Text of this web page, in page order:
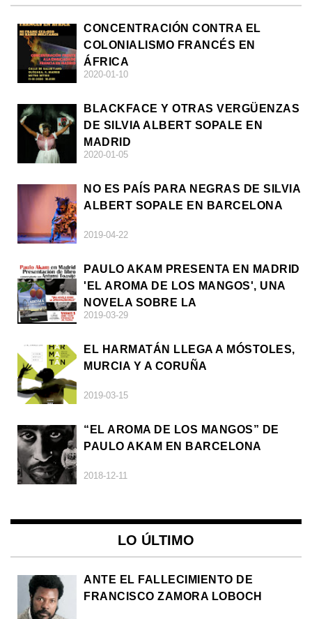
CONCENTRACIÓN CONTRA EL
COLONIALISMO FRANCÉS EN
ÁFRICA
2020-01-10
BLACKFACE Y OTRAS VERGÜENZAS
DE SILVIA ALBERT SOPALE EN
MADRID
2020-01-05
NO ES PAÍS PARA NEGRAS DE SILVIA
ALBERT SOPALE EN BARCELONA
2019-04-22
PAULO AKAM PRESENTA EN MADRID
'EL AROMA DE LOS MANGOS', UNA
NOVELA SOBRE LA
AFRODESCENDENCIA
2019-03-29
EL HARMATÁN LLEGA A MÓSTOLES,
MURCIA Y A CORUÑA
2019-03-15
“EL AROMA DE LOS MANGOS” DE
PAULO AKAM EN BARCELONA
2018-12-11
LO ÚLTIMO
ANTE EL FALLECIMIENTO DE
FRANCISCO ZAMORA LOBOCH